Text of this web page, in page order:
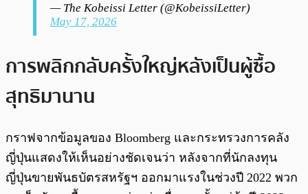
— The Kobeissi Letter (@KobeissiLetter)
May 17, 2026
การพลิกกลับครั้งใหญ่หลังเป็นผู้ซื้อ
สุทธิมานาน
กราฟจากข้อมูลของ Bloomberg และกระทรวงการคลัง
ญี่ปุ่นแสดงให้เห็นอย่างชัดเจนว่า หลังจากที่นักลงทุน
ญี่ปุ่นขายพันธบัตรสหรัฐฯ ออกมาแรงในช่วงปี 2022 พวก